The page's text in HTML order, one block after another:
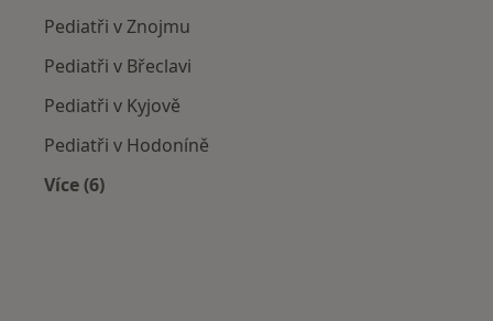
Pediatři v Znojmu
Pediatři v Břeclavi
Pediatři v Kyjově
Pediatři v Hodoníně
Více (6)